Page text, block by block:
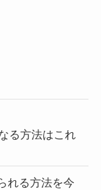
る方法はこれ
れる方法を今